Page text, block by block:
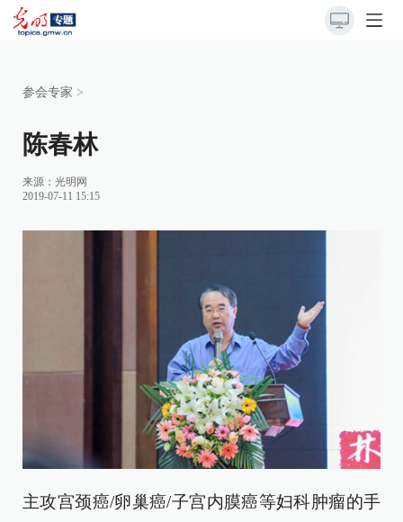
参会专家 >
陈春林
来源： 光明网
2019-07-11 15:15
主攻宫颈癌/卵巢癌/子宫内膜癌等妇科肿瘤的手